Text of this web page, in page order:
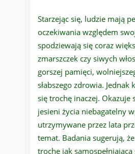
Starzejąc się, ludzie mają
oczekiwania względem
spodziewają się coraz
zmarszczek czy siwych
gorszej pamięci,
słabszego zdrowia. Jednak
się trochę inaczej. Okazuje
jesieni życia niebagatelny
utrzymywane przez lata
temat. Badania sugerują,
trochę jak samospełniająca